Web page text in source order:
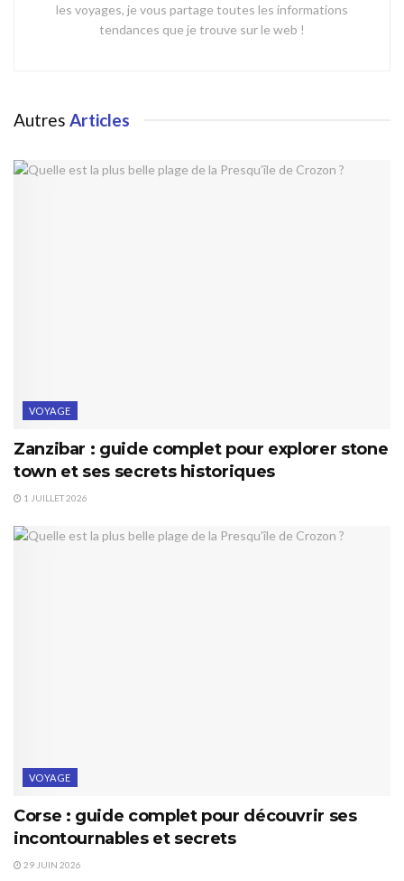
les voyages, je vous partage toutes les informations
tendances que je trouve sur le web !
Autres Articles
VOYAGE
Zanzibar : guide complet pour explorer stone
town et ses secrets historiques
1 JUILLET 2026
VOYAGE
Corse : guide complet pour découvrir ses
incontournables et secrets
29 JUIN 2026